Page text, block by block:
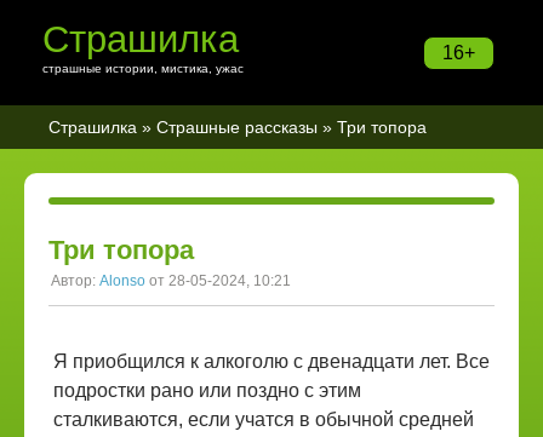
16+
Страшилка
страшные истории, мистика, ужас
Страшилка » Страшные рассказы » Три топора
Три топора
Автор: Alonso от 28-05-2024, 10:21
Я приобщился к алкоголю с двенадцати лет. Все
подростки рано или поздно с этим
сталкиваются, если учатся в обычной средней